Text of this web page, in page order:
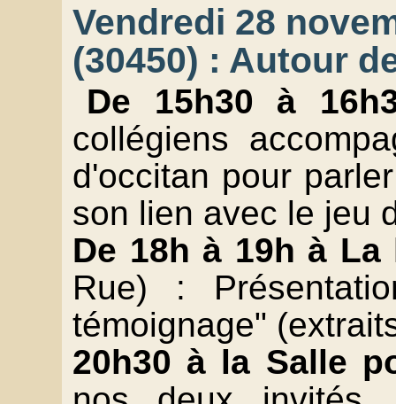
Vendredi 28
(30450) : Autour
De 15h30 à
collégiens
d'occitan pour
son lien avec le jeu
De 18h à 19h à
Rue) :
témoignage"
20h30 à la Salle